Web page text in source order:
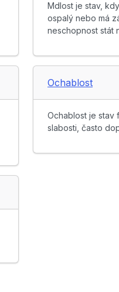
Mdlost je stav,
ospalý nebo má
neschopnost stát
Ochablost
Ochablost je stav
slabosti, často